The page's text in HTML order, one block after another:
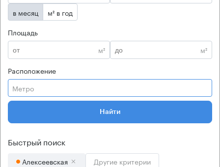
в месяц
м² в год
Площадь
м²
м²
Расположение
Метро
Найти
Быстрый поиск
Алексеевская Другие критерии